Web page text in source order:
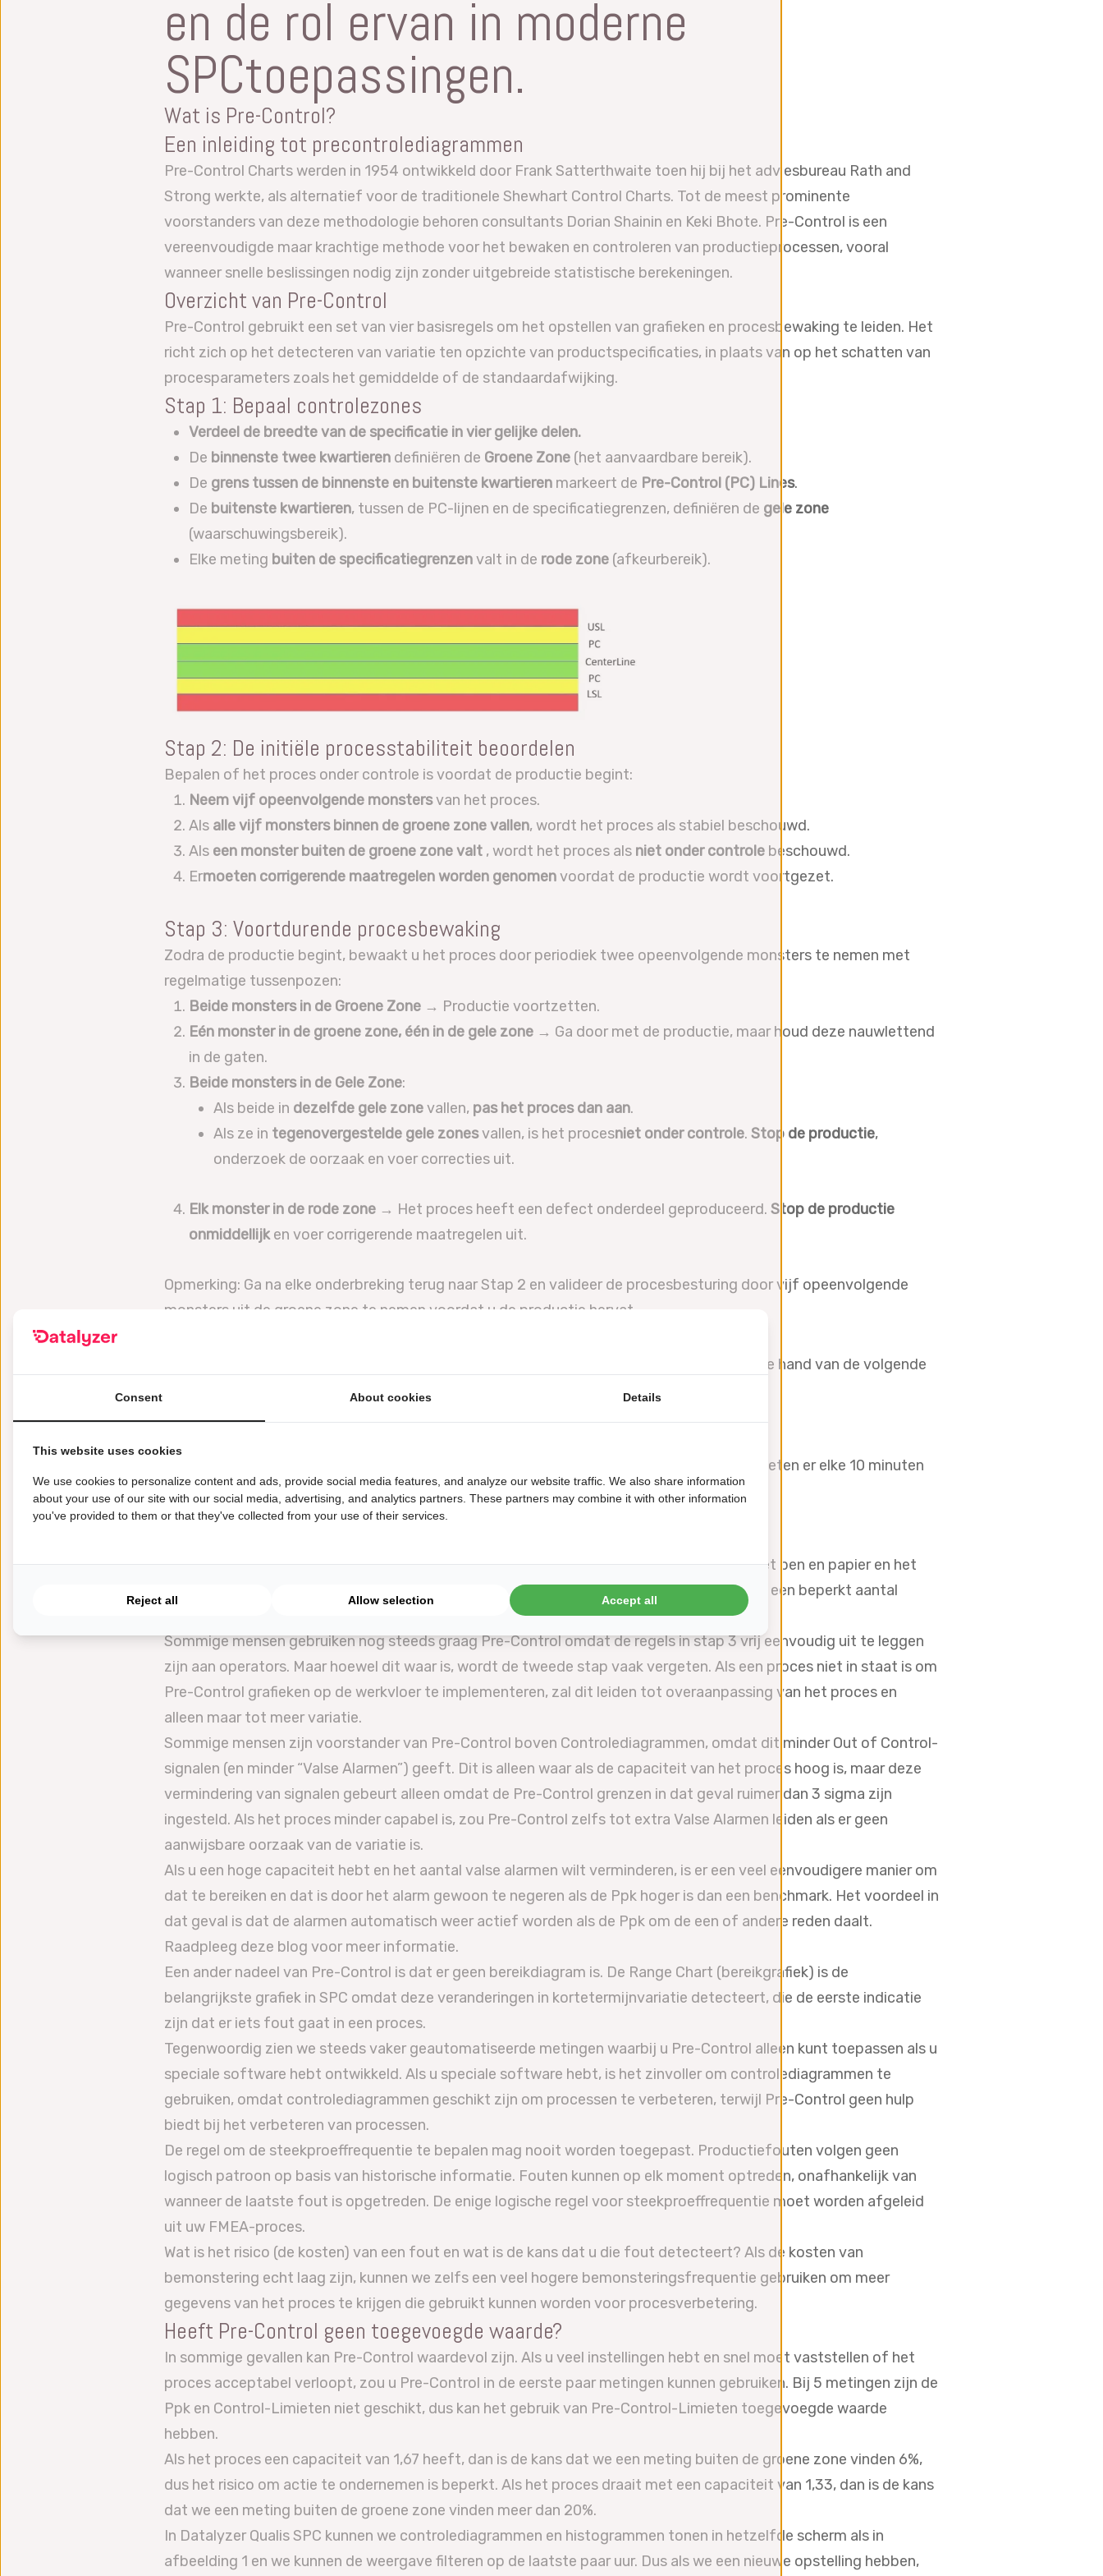
en de rol ervan in moderne
SPCtoepassingen.
Wat is Pre-Control?
Een inleiding tot precontrolediagrammen
Pre-Control Charts werden in 1954 ontwikkeld door Frank Satterthwaite toen hij bij het adviesbureau Rath and
Strong werkte, als alternatief voor de traditionele Shewhart Control Charts. Tot de meest prominente
voorstanders van deze methodologie behoren consultants Dorian Shainin en Keki Bhote. Pre-Control is een
vereenvoudigde maar krachtige methode voor het bewaken en controleren van productieprocessen, vooral
wanneer snelle beslissingen nodig zijn zonder uitgebreide statistische berekeningen.
Overzicht van Pre-Control
Pre-Control gebruikt een set van vier basisregels om het opstellen van grafieken en procesbewaking te leiden. Het
richt zich op het detecteren van variatie ten opzichte van productspecificaties, in plaats van op het schatten van
procesparameters zoals het gemiddelde of de standaardafwijking.
Stap 1: Bepaal controlezones
Verdeel de breedte van de specificatie in vier gelijke delen.
De binnenste twee kwartieren definiëren de Groene Zone (het aanvaardbare bereik).
De grens tussen de binnenste en buitenste kwartieren markeert de Pre-Control (PC) Lines.
De buitenste kwartieren, tussen de PC-lijnen en de specificatiegrenzen, definiëren de gele zone
(waarschuwingsbereik).
Elke meting buiten de specificatiegrenzenvalt in de rode zone (afkeurbereik).
Stap 2: De initiële processtabiliteit beoordelen
Bepalen of het proces onder controle is voordat de productie begint:
Neem vijf opeenvolgende monstersvan het proces.
Als alle vijf monsters binnen de groene zone vallen, wordt het proces als stabiel beschouwd.
Als een monster buiten de groene zone valt , wordt het proces als niet onder controle beschouwd.
Ermoeten corrigerende maatregelen worden genomenvoordat de productie wordt voortgezet.
Stap 3: Voortdurende procesbewaking
Zodra de productie begint, bewaakt u het proces door periodiek twee opeenvolgende monsters te nemen met
regelmatige tussenpozen:
Beide monsters in de Groene Zone → Productie voortzetten.
Eén monster in de groene zone, één in de gele zone → Ga door met de productie, maar houd deze nauwlettend
in de gaten.
Beide monsters in de Gele Zone:
Als beide in dezelfde gele zonevallen, pas het proces dan aan.
Als ze in tegenovergestelde gele zonesvallen, is het procesniet onder controle. Stop de productie,
onderzoek de oorzaak en voer correcties uit.
Elk monster in de rode zone → Het proces heeft een defect onderdeel geproduceerd. Stop de productie
onmiddellijken voer corrigerende maatregelen uit.
Opmerking: Ga na elke onderbreking terug naar Stap 2 en valideer de procesbesturing door vijf opeenvolgende
monsters uit de groene zone te nemen voordat u de productie hervat
Om een effectieve controle te behouden, berekent u hoe vaak u moet bemonsteren aan de hand van de volgende
Als de gemiddelde looptijd tussen regelovertredingen bijvoorbeeld 60 minuten is, dan moeten er elke 10 minuten
twee monsters genomen worden.
Evaluatie van Pre-Control:
Op het moment van ontwikkeling was Pre-Control heel zinvol. Mensen pasten SPC toe met pen en papier en het
berekenen van limieten was erg tijdrovend. Ook werden controlediagrammen gemaakt op een beperkt aantal
Sommige mensen gebruiken nog steeds graag Pre-Control omdat de regels in stap 3 vrij eenvoudig uit te leggen
zijn aan operators. Maar hoewel dit waar is, wordt de tweede stap vaak vergeten. Als een proces niet in staat is om
Pre-Control grafieken op de werkvloer te implementeren, zal dit leiden tot overaanpassing van het proces en
alleen maar tot meer variatie.
Sommige mensen zijn voorstander van Pre-Control boven Controlediagrammen, omdat dit minder Out of Control-
signalen (en minder “Valse Alarmen”) geeft. Dit is alleen waar als de capaciteit van het proces hoog is, maar deze
vermindering van signalen gebeurt alleen omdat de Pre-Control grenzen in dat geval ruimer dan 3 sigma zijn
ingesteld. Als het proces minder capabel is, zou Pre-Control zelfs tot extra Valse Alarmen leiden als er geen
aanwijsbare oorzaak van de variatie is.
Als u een hoge capaciteit hebt en het aantal valse alarmen wilt verminderen, is er een veel eenvoudigere manier om
dat te bereiken en dat is door het alarm gewoon te negeren als de Ppk hoger is dan een benchmark. Het voordeel in
dat geval is dat de alarmen automatisch weer actief worden als de Ppk om de een of andere reden daalt.
Raadpleeg deze blog voor meer informatie.
Een ander nadeel van Pre-Control is dat er geen bereikdiagram is. De Range Chart (bereikgrafiek) is de
belangrijkste grafiek in SPC omdat deze veranderingen in kortetermijnvariatie detecteert, die de eerste indicatie
zijn dat er iets fout gaat in een proces.
Tegenwoordig zien we steeds vaker geautomatiseerde metingen waarbij u Pre-Control alleen kunt toepassen als u
speciale software hebt ontwikkeld. Als u speciale software hebt, is het zinvoller om controlediagrammen te
gebruiken, omdat controlediagrammen geschikt zijn om processen te verbeteren, terwijl Pre-Control geen hulp
biedt bij het verbeteren van processen.
De regel om de steekproeffrequentie te bepalen mag nooit worden toegepast. Productiefouten volgen geen
logisch patroon op basis van historische informatie. Fouten kunnen op elk moment optreden, onafhankelijk van
wanneer de laatste fout is opgetreden. De enige logische regel voor steekproeffrequentie moet worden afgeleid
uit uw FMEA-proces.
Wat is het risico (de kosten) van een fout en wat is de kans dat u die fout detecteert? Als de kosten van
bemonstering echt laag zijn, kunnen we zelfs een veel hogere bemonsteringsfrequentie gebruiken om meer
gegevens van het proces te krijgen die gebruikt kunnen worden voor procesverbetering.
Heeft Pre-Control geen toegevoegde waarde?
In sommige gevallen kan Pre-Control waardevol zijn. Als u veel instellingen hebt en snel moet vaststellen of het
proces acceptabel verloopt, zou u Pre-Control in de eerste paar metingen kunnen gebruiken. Bij 5 metingen zijn de
Ppk en Control-Limieten niet geschikt, dus kan het gebruik van Pre-Control-Limieten toegevoegde waarde
hebben.
Als het proces een capaciteit van 1,67 heeft, dan is de kans dat we een meting buiten de groene zone vinden 6%,
dus het risico om actie te ondernemen is beperkt. Als het proces draait met een capaciteit van 1,33, dan is de kans
dat we een meting buiten de groene zone vinden meer dan 20%.
In Datalyzer Qualis SPC kunnen we controlediagrammen en histogrammen tonen in hetzelfde scherm als in
afbeelding 1 en we kunnen de weergave filteren op de laatste paar uur. Dus als we een nieuwe opstelling hebben,
Consent About cookies Details
This website uses cookies
We use cookies to personalize content and ads, provide social media features, and analyze our website traffic. We also share information
about your use of our site with our social media, advertising, and analytics partners. These partners may combine it with other information
you've provided to them or that they've collected from your use of their services.
Reject all Allow selection Accept all